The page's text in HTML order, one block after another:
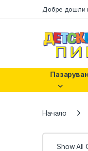
Добре дошли
Начало
Show All